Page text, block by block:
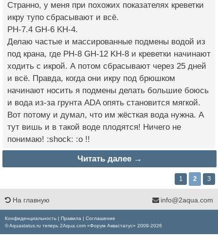
Странно, у меня при похожих показателях креветки
икру тупо сбрасывают и всё.
PH-7.4 GH-6 KH-4.
Делаю частые и массированные подмены водой из
под крана, где PH-8 GH-12 KH-8 и креветки начинают
ходить с икрой. А потом сбрасывают через 25 дней
и всё. Правда, когда они икру под брюшком
начинают носить я подмены делать большие боюсь
и вода из-за грунта ADA опять становится мягкой.
Вот потому и думал, что им жёсткая вода нужна. А
тут вишь и в такой воде плодятся! Ничего не
понимаю! :shock: :o !!
Читать далее →
1 2 3
На главную info@2aqua.com
Конфиденциальность | Правила | Соглашение
© Aquastatus.ru теперь 2Aqua.com «Форум Аквастатус» 2009-2026